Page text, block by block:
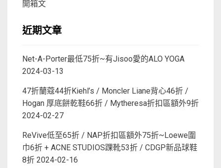
開箱文
近期文章
Net-A-Porter最低75折~有Jisoo愛的ALO YOGA
2024-03-13
47折蘭蔻44折Kiehl’s / Moncler Liane背心46折 /
Hogan 厚底餅乾鞋66折 / Mytheresa折扣區額外9折
2024-02-27
ReVive低至65折 / NAP折扣區額外75折~Loewe圍
巾6折 + ACNE STUDIOS踝靴53折 / CDGP新品球鞋
8折 2024-02-16